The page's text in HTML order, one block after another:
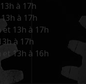
à 17h
à 17h
et 13h à 17h
à 17h
et 13h à 16h